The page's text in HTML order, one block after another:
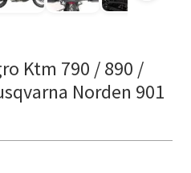
Ktm 790 / 890 /
Norden 901